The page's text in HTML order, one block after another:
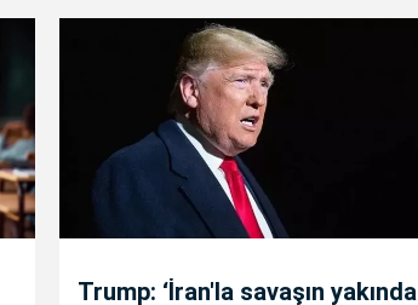
Trump: ‘İran'la savaşın yakında